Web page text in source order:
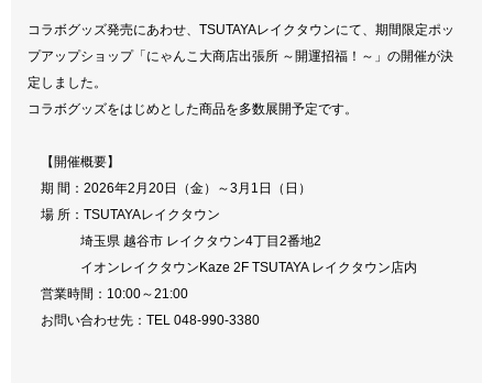
コラボグッズ発売にあわせ、TSUTAYAレイクタウンにて、期間限定ポッ
プアップショップ「にゃんこ大商店出張所 ～開運招福！～」の開催が決
定しました。
コラボグッズをはじめとした商品を多数展開予定です。
【開催概要】
期 間：2026年2月20日（金）～3月1日（日）
場 所：TSUTAYAレイクタウン
埼玉県 越谷市 レイクタウン4丁目2番地2
イオンレイクタウンKaze 2F TSUTAYA レイクタウン店内
営業時間：10:00～21:00
お問い合わせ先：TEL 048-990-3380